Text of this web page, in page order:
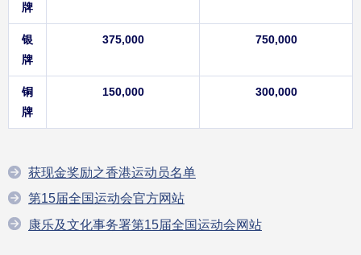
牌
银
牌
375,000 750,000
铜
牌
150,000 300,000
获现金奖励之香港运动员名单
第15届全国运动会官方网站
康乐及文化事务署第15届全国运动会网站